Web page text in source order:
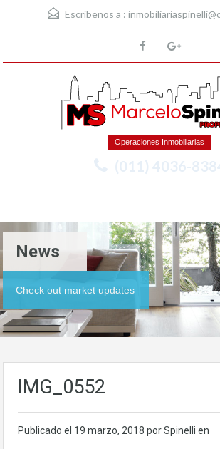
Escríbenos a :
Operaciones Inmobiliarias
(011) 4036-
News
Check out market updates
IMG_0552
Publicado el 19 marzo, 2018 por Spinelli en